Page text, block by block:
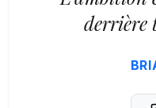
derrière